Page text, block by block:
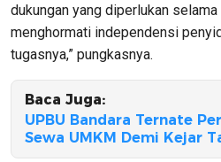
dukungan yang diperlukan
menghormati independensi
tugasnya,” pungkasnya.
Baca Juga:
UPBU Bandara Ternate
Sewa UMKM Demi Kejar